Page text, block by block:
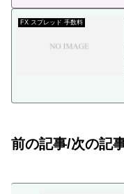
FX スプレッド 手数料
前の記事/次の記